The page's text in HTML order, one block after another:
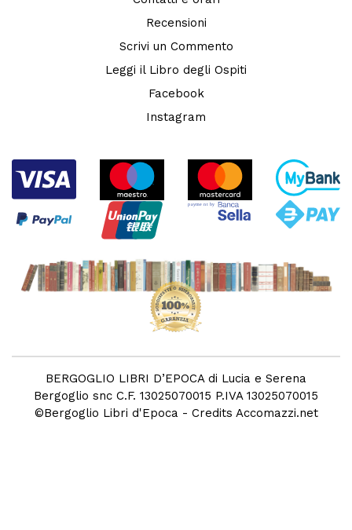
Recensioni
Scrivi un Commento
Leggi il Libro degli Ospiti
Facebook
Instagram
BERGOGLIO LIBRI D’EPOCA di Lucia e Serena
Bergoglio snc C.F. 13025070015 P.IVA 13025070015
©Bergoglio Libri d'Epoca - Credits Accomazzi.net